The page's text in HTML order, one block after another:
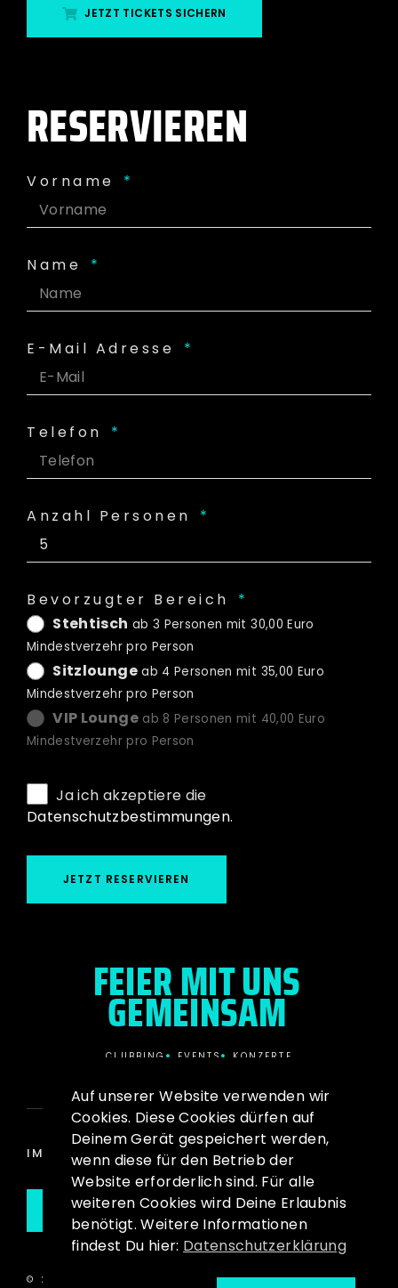
JETZT TICKETS SICHERN
RESERVIEREN
Vorname
Name
E-Mail Adresse
Telefon
Anzahl Personen
Bevorzugter Bereich
Stehtisch ab 3 Personen mit 30,00 Euro
Mindestverzehr pro Person
Sitzlounge ab 4 Personen mit 35,00 Euro
Mindestverzehr pro Person
VIP Lounge ab 8 Personen mit 40,00 Euro
Mindestverzehr pro Person
Ja ich akzeptiere die
Datenschutzbestimmungen.
JETZT RESERVIEREN
FEIER MIT UNS
GEMEINSAM
CLUBBING EVENTS KONZERTE
IMPRESSUM DATENSCHUTZ
ZUM TICKET STORE
© 2026 SOUND-FACTORY
Auf unserer Website verwenden wir
Cookies. Diese Cookies dürfen auf
Deinem Gerät gespeichert werden,
wenn diese für den Betrieb der
Website erforderlich sind. Für alle
weiteren Cookies wird Deine Erlaubnis
benötigt. Weitere Informationen
findest Du hier: Datenschutzerklärung